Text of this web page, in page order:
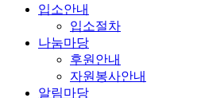
입소안내
입소절차
나눔마당
후원안내
자원봉사안내
알림마당